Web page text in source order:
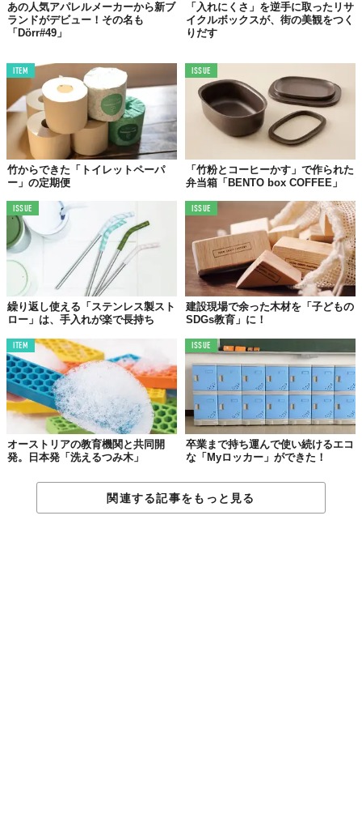
あの人気アパレルメーカーから新ブ
ランドがデビュー！その名も
「Dörr#49」
「入れにくさ」を逆手に取ったリサ
イクルボックスが、街の美観をつく
りだす
ITEM
竹からできた「トイレットペーパ
ー」の定期便
ISSUE
「竹粉とコーヒーかす」で作られた
弁当箱「BENTO box COFFEE」
ISSUE
繰り返し使える「ステンレス製スト
ロー」は、手入れが楽で長持ち
ISSUE
建設現場で余った木材を「子どもの
SDGs教育」に！
ITEM
オーストリアの教育機関と共同開
発。日本発「洗えるつみ木」
ISSUE
卒業まで持ち運んで使い続けるエコ
な「Myロッカー」ができた！
関連する記事をもっと見る